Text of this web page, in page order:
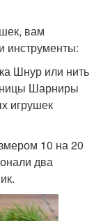
вам
инструменты:
Шнур или нить
Шарниры
игрушек
10 на 20
два